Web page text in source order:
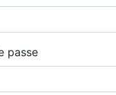
passe